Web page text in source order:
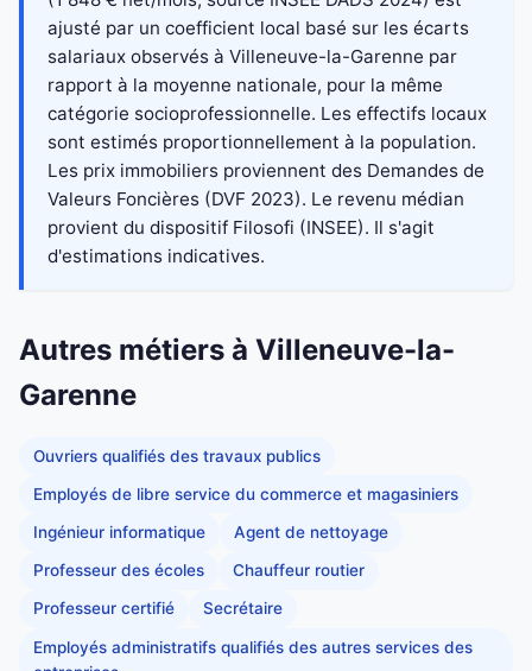
ajusté par un coefficient local basé sur les écarts
salariaux observés à Villeneuve-la-Garenne par
rapport à la moyenne nationale, pour la même
catégorie socioprofessionnelle. Les effectifs locaux
sont estimés proportionnellement à la population.
Les prix immobiliers proviennent des Demandes de
Valeurs Foncières (DVF 2023). Le revenu médian
provient du dispositif Filosofi (INSEE). Il s'agit
d'estimations indicatives.
Autres métiers à Villeneuve-la-
Garenne
Ouvriers qualifiés des travaux publics
Employés de libre service du commerce et magasiniers
Ingénieur informatique Agent de nettoyage
Professeur des écoles Chauffeur routier
Professeur certifié Secrétaire
Employés administratifs qualifiés des autres services des